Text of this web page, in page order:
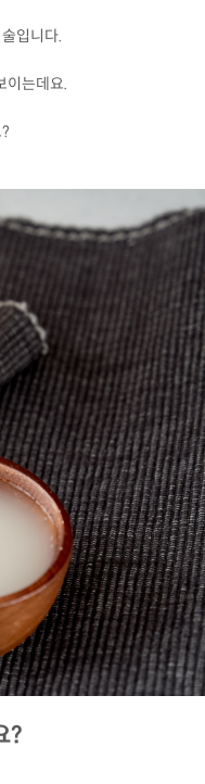
입니다.
이는데요.
?